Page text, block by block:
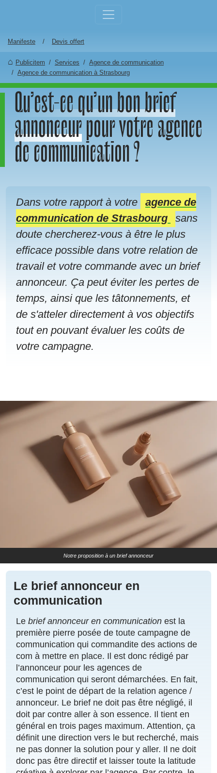
Manifeste Devis offert
Publicitem Services
Agence de communication
Agence de communication à Strasbourg
Qu’est-ce qu’un bon brief
annonceurpour votre agence
de communication ?
Dans votre rapport à votre
agence de
communication de Strasbourg
sans
doute chercherez-vous à être le plus
efficace possible dans votre relation de
travail et votre commande avec un brief
annonceur. Ça peut éviter les pertes de
temps, ainsi que les tâtonnements, et
de s'atteler directement à vos objectifs
tout en pouvant évaluer les coûts de
votre campagne.
Notre proposition à un brief annonceur
Le brief annonceur en
communication
Le brief annonceur en communication est la
première pierre posée de toute campagne de
communication qui commandite des actions de
com à mettre en place. Il est donc rédigé par
l’annonceur pour les agences de
communication qui seront démarchées. En fait,
c’est le point de départ de la relation agence /
annonceur. Le brief ne doit pas être négligé, il
doit par contre aller à son essence. Il tient en
général en trois pages maximum. Attention, ça
définit une direction vers le but recherché, mais
ne pas donner la solution pour y aller. Il ne doit
donc pas être directif et laisser toute la latitude